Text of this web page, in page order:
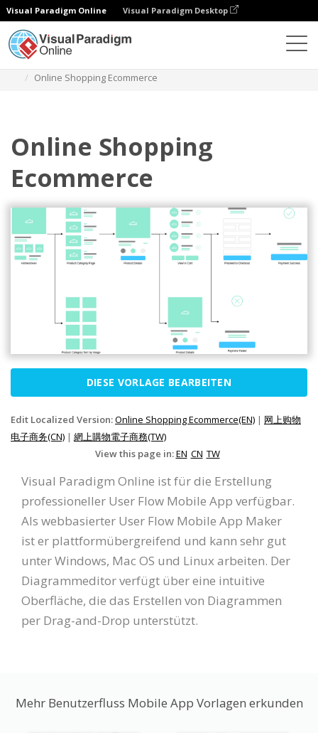
Visual Paradigm Online Visual Paradigm Desktop
Online Shopping Ecommerce
Online Shopping
Ecommerce
DIESE VORLAGE BEARBEITEN
Edit Localized Version:Online Shopping Ecommerce(EN) | 网上购物
电子商务(CN) | 網上購物電子商務(TW)
View this page in:EN CN TW
Visual Paradigm Online ist für die Erstellung
professioneller User Flow Mobile App verfügbar.
Als webbasierter User Flow Mobile App Maker
ist er plattformübergreifend und kann sehr gut
unter Windows, Mac OS und Linux arbeiten. Der
Diagrammeditor verfügt über eine intuitive
Oberfläche, die das Erstellen von Diagrammen
per Drag-and-Drop unterstützt.
Mehr Benutzerfluss Mobile App Vorlagen erkunden